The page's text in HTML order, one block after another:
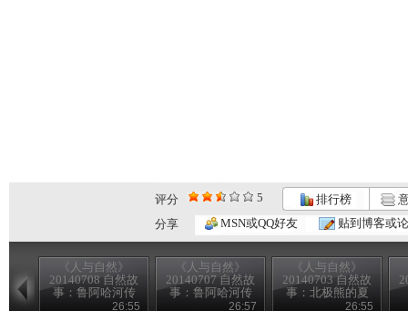
评分 5 排行榜
分享
MSN或QQ好友 贴到博客或
《人与自然》
20140708 自然故
事：鲁阿哈河传
奇（下）26:55
《人与自然》
20140707 自然故
事：鲁阿哈河传
奇（上）26:57
《人与自然》
20140703 自然故
事：北极熊的夏
天—母与子26:55